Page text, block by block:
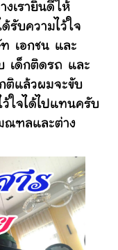
งเรายินดีให้
รับความไว้ใจ
เอกชน และ
เด็กติดรถ และ
ติแล้วผมจะขับ
ใจได้ไปแทนครับ
ณฑลและต่าง